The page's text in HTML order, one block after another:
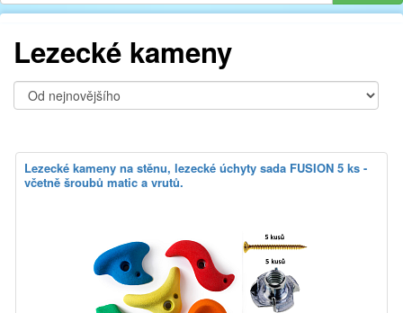
Lezecké kameny
Lezecké kameny na stěnu, lezecké úchyty sada FUSION 5 ks -
včetně šroubů matic a vrutů.